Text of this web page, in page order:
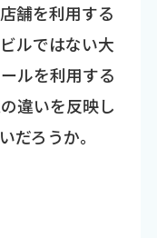
舗を利用する
ルではない大
ルを利用する
違いを反映し
だろうか。